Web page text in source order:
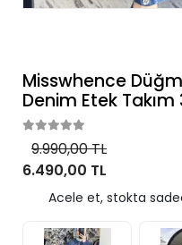
Misswhence
Denim Etek Takım
9.990,00 TL
6.490,00 TL
Acele et, stokta